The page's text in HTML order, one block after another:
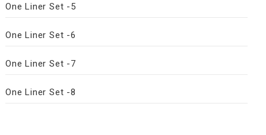
One Liner Set -5
One Liner Set -6
One Liner Set -7
One Liner Set -8